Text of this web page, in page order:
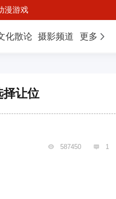
漫游戏
化散论 摄影频道 更多
择让位
 587450  1